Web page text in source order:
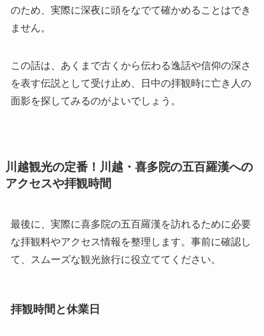
のため、実際に深夜に頭をなでて確かめることはでき
ません。
この話は、あくまで古くから伝わる逸話や信仰の深さ
を表す伝説として受け止め、日中の拝観時に亡き人の
面影を探してみるのがよいでしょう。
川越観光の定番！川越・喜多院の五百羅漢への
アクセスや拝観時間
最後に、実際に喜多院の五百羅漢を訪れるために必要
な拝観料やアクセス情報を整理します。事前に確認し
て、スムーズな観光旅行に役立ててください。
拝観時間と休業日